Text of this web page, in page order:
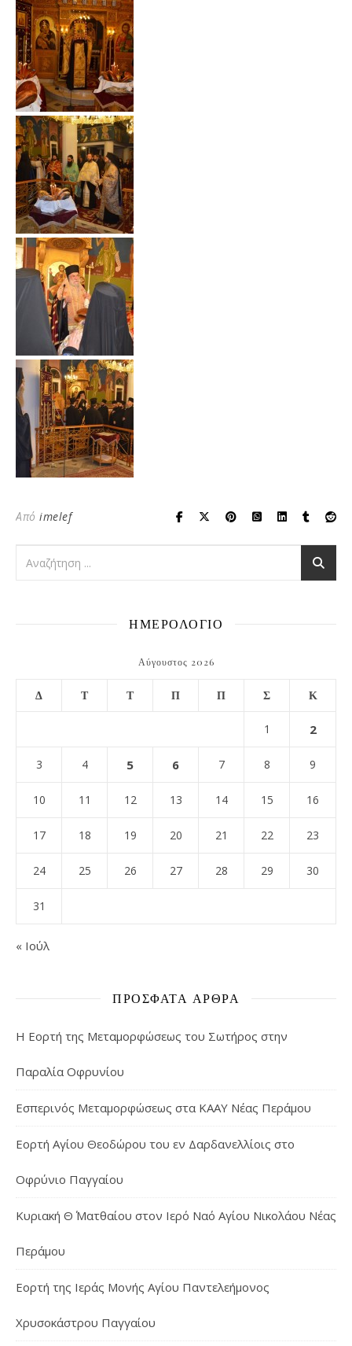
Από imelef
ΗΜΕΡΟΛΟΓΙΟ
Αύγουστος 2026
Δ Τ Τ Π Π Σ Κ
1 2
3 4 5 6 7 8 9
10 11 12 13 14 15 16
17 18 19 20 21 22 23
24 25 26 27 28 29 30
31
« Ιούλ
ΠΡΌΣΦΑΤΑ ΆΡΘΡΑ
Η Εορτή της Μεταμορφώσεως του Σωτήρος στην
Παραλία Οφρυνίου
Εσπερινός Μεταμορφώσεως στα ΚΑΑΥ Νέας Περάμου
Εορτή Αγίου Θεοδώρου του εν Δαρδανελλίοις στο
Οφρύνιο Παγγαίου
Κυριακή Θ΄ Ματθαίου στον Ιερό Ναό Αγίου Νικολάου Νέας
Περάμου
Εορτή της Ιεράς Μονής Αγίου Παντελεήμονος
Χρυσοκάστρου Παγγαίου